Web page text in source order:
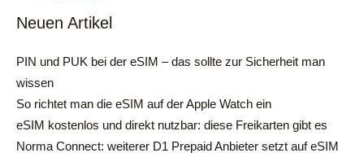
Neuen Artikel
PIN und PUK bei der eSIM – das sollte zur Sicherheit man
wissen
So richtet man die eSIM auf der Apple Watch ein
eSIM kostenlos und direkt nutzbar: diese Freikarten gibt es
Norma Connect: weiterer D1 Prepaid Anbieter setzt auf eSIM